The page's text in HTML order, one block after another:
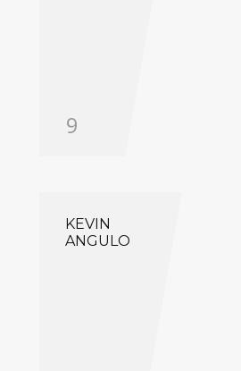
9
KEVIN
ANGULO